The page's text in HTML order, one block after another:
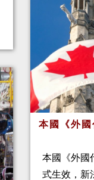
本國《外
本國《外國
式生效，新